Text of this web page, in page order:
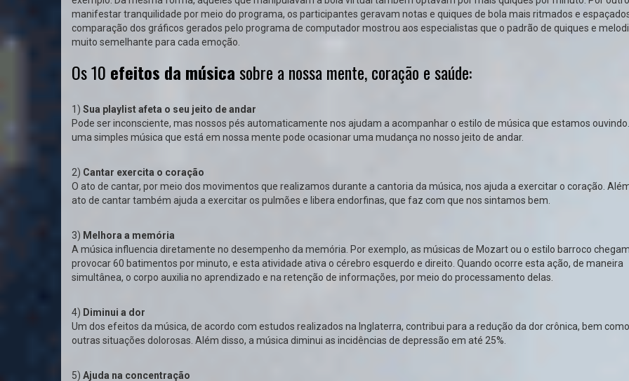
manifestar tranquilidade por meio do programa, os participantes geravam notas e quiques de bola mais ritmados e
comparação dos gráficos gerados pelo programa de computador mostrou aos especialistas que o padrão de quiques e
muito semelhante para cada emoção.
Os 10 efeitos da músicasobre a nossa mente, coração e saúde:
1) Sua playlist afeta o seu jeito de andar
Pode ser inconsciente, mas nossos pés automaticamente nos ajudam a acompanhar o estilo de música que estamos
uma simples música que está em nossa mente pode ocasionar uma mudança no nosso jeito de andar.
2) Cantar exercita o coração
O ato de cantar, por meio dos movimentos que realizamos durante a cantoria da música, nos ajuda a exercitar o coração.
ato de cantar também ajuda a exercitar os pulmões e libera endorfinas, que faz com que nos sintamos bem.
3) Melhora a memória
A música influencia diretamente no desempenho da memória. Por exemplo, as músicas de Mozart ou o estilo barroco
provocar 60 batimentos por minuto, e esta atividade ativa o cérebro esquerdo e direito. Quando ocorre esta ação, de maneira
simultânea, o corpo auxilia no aprendizado e na retenção de informações, por meio do processamento delas.
4) Diminui a dor
Um dos efeitos da música, de acordo com estudos realizados na Inglaterra, contribui para a redução da dor crônica, bem
outras situações dolorosas. Além disso, a música diminui as incidências de depressão em até 25%.
5) Ajuda na concentração